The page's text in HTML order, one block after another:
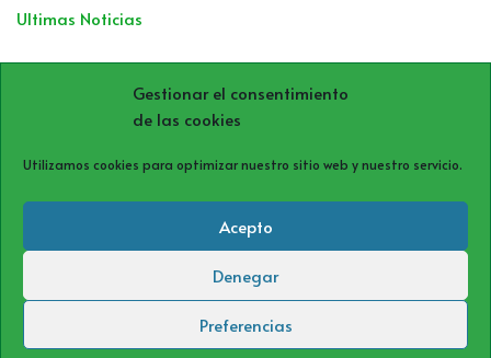
Gestionar el consentimiento
de las cookies
Utilizamos cookies para optimizar nuestro sitio web y nuestro servicio.
Acepto
Denegar
Preferencias
Ultimas Noticias
Política de privacidad
Aviso Legal